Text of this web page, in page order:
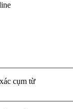
cụm từ